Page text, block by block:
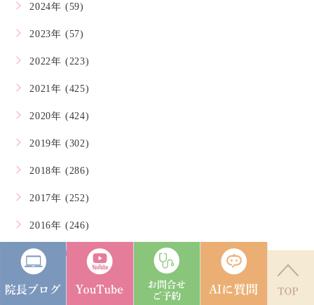
2024年 (59)
2023年 (57)
2022年 (223)
2021年 (425)
2020年 (424)
2019年 (302)
2018年 (286)
2017年 (252)
2016年 (246)
2015年 (164)